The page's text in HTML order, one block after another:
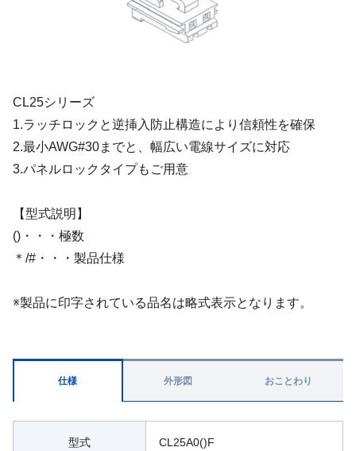
CL25シリーズ
1.ラッチロックと逆挿入防止構造により信頼性を確保
2.最小AWG#30までと、幅広い電線サイズに対応
3.パネルロックタイプもご用意
【型式説明】
()・・・極数
＊/#・・・製品仕様
※製品に印字されている品名は略式表示となります。
仕様
型式 CL25A0()F
外形図 おことわり